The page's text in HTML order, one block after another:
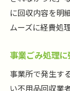
に回収内容を明
ムーズに経費処
事業ごみ処理
事業所で発生す
い不用品回収業